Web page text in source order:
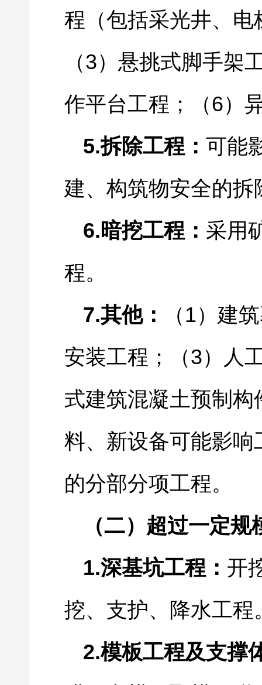
程（包括采光井、
（3）悬挑式脚手架
作平台工程；（6）
5.拆除工程：可能
建、构筑物安全的拆
6.暗挖工程： 采用
程。
7.其他： （1）建
安装工程；（3）人
式建筑混凝土预制构
料、新设备可能影
的分部分项工程。
（二）超过一定
1.深基坑工程： 开
挖、支护、降水工程
2.模板工程及支撑